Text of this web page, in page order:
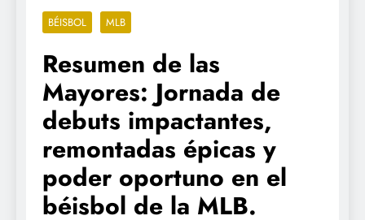
BÉISBOL MLB
Resumen de las
Mayores: Jornada de
debuts impactantes,
remontadas épicas y
poder oportuno en el
béisbol de la MLB.